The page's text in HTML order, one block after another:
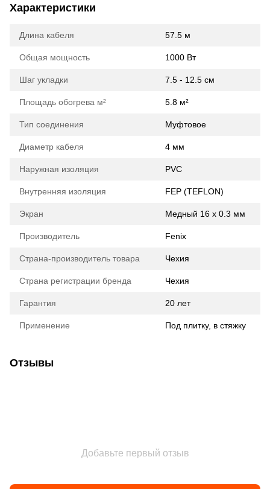
Характеристики
Длина кабеля 57.5 м
Общая мощность 1000 Вт
Шаг укладки 7.5 - 12.5 см
Площадь обогрева м² 5.8 м²
Тип соединения Муфтовое
Диаметр кабеля 4 мм
Наружная изоляция PVC
Внутренняя изоляция FEP (TEFLON)
Экран Медный 16 х 0.3 мм
Производитель Fenix
Страна-производитель товара Чехия
Страна регистрации бренда Чехия
Гарантия 20 лет
Применение Под плитку, в стяжку
Отзывы
Добавьте первый отзыв